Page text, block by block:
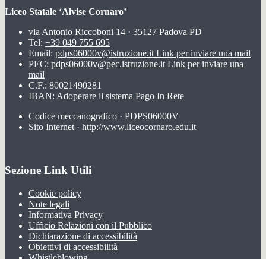
Liceo Statale ‘Alvise Cornaro’
via Antonio Riccoboni 14 · 35127 Padova PD
Tel: +39 049 755 695
Email: pdps06000v@istruzione.it Link per inviare una mail
PEC: pdps06000v@pec.istruzione.it Link per inviare una
mail
C.F.: 80021490281
IBAN: Adoperare il sistema Pago In Rete
Codice meccanografico · PDPS06000V
Sito Internet · http://www.liceocornaro.edu.it
Sezione Link Utili
Cookie policy
Note legali
Informativa Privacy
Ufficio Relazioni con il Pubblico
Dichiarazione di accessibilità
Obiettivi di accessibilità